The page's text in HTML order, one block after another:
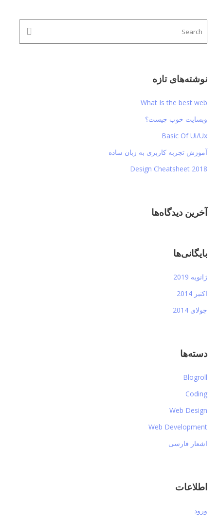
نوشته‌های تازه
What Is the best web
وبسایت خوب چیست؟
Basic Of Ui/Ux
آموزش تجربه کاربری به زبان ساده
Design Cheatsheet 2018
آخرین دیدگاه‌ها
بایگانی‌ها
ژانویه 2019
اکتبر 2014
جولای 2014
دسته‌ها
Blogroll
Coding
Web Design
Web Development
اشعار فارسی
اطلاعات
ورود